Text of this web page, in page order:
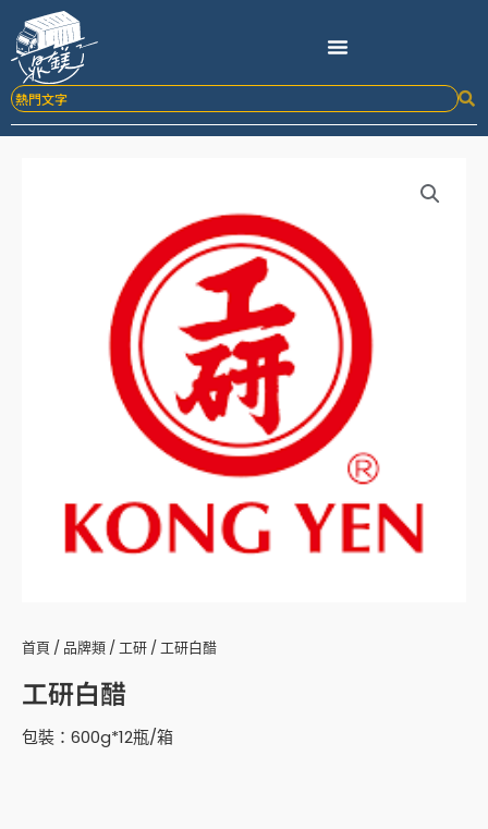
要
內
首頁 / 品牌類 /工研 / 工研白醋
工研白醋
包裝：600g*12瓶/箱